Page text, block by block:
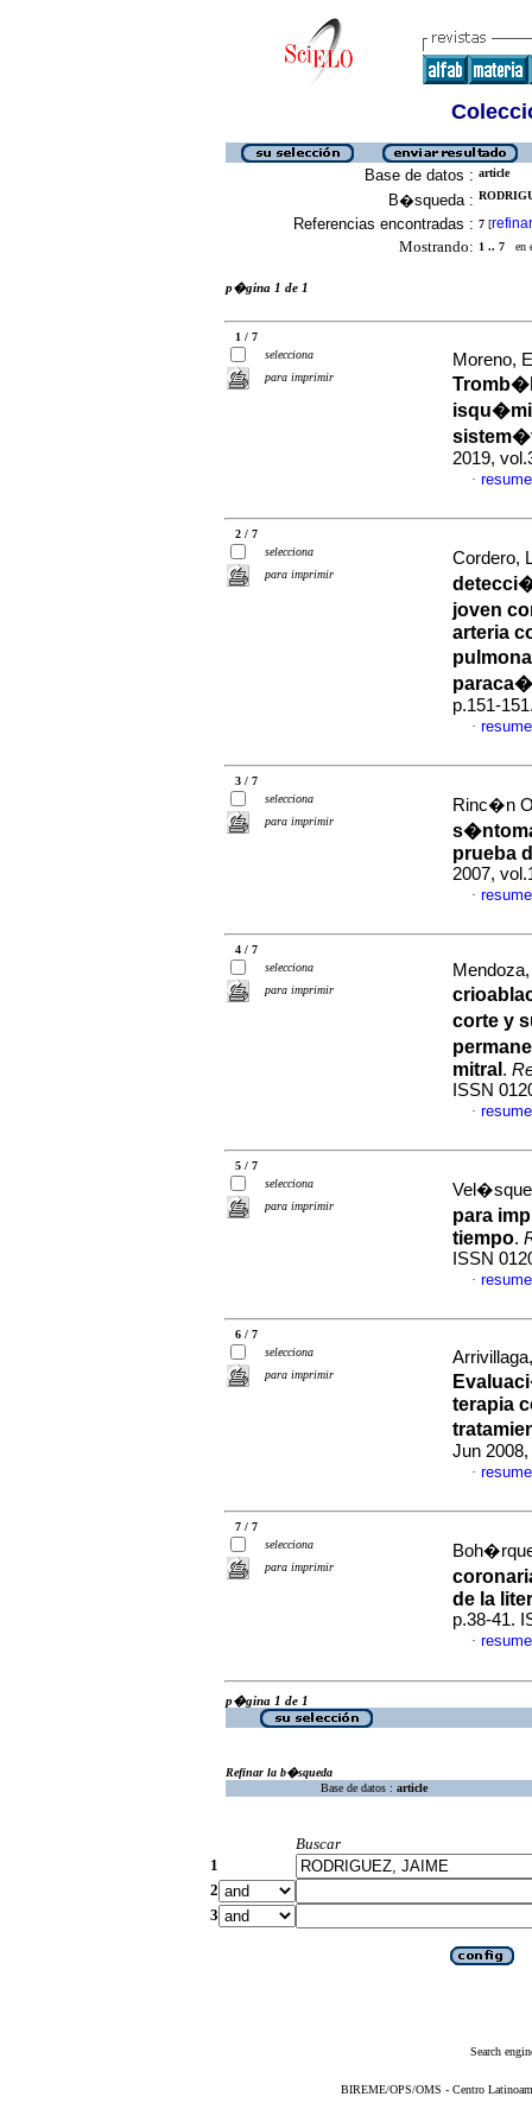
Base de datos : article
B�squeda :
Referencias encontradas : 7 [refinar
Mostrando: 1 .. 7 en
p�gina 1 de 1
1 / 7
selecciona
para imprimir
Moreno,
2019,
·
2 / 7
selecciona
para imprimir
Cordero,
joven
arteria
p.151-
·
3 / 7
selecciona
para imprimir
Rinc�n
prueba
2007,
·
4 / 7
selecciona
para imprimir
corte y
mitral .
ISSN
·
5 / 7
selecciona
para imprimir
para
tiempo.
ISSN
·
6 / 7
selecciona
para imprimir
terapia
Jun
·
7 / 7
selecciona
para imprimir
de la
p.38-41.
·
p�gina 1 de 1
Refinar la b�squeda
Base de datos : article
Buscar
1
2
3
Search
BIREME/OPS/OMS - Centro